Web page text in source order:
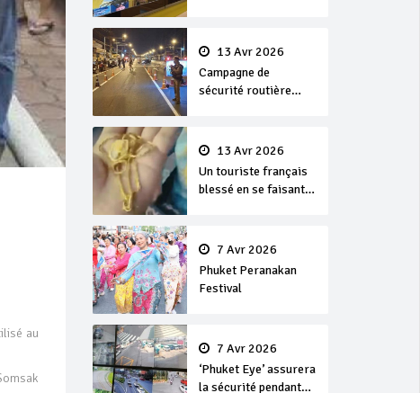
au
13 Avr 2026
Campagne de
sécurité routière
13 Avr 2026
Un touriste français
blessé en se faisant
7 Avr 2026
Phuket Peranakan
Festival
7 Avr 2026
‘Phuket Eye’ assurera
la sécurité pendant